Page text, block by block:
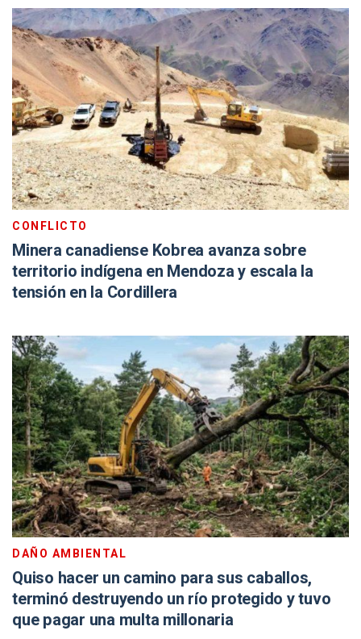
CONFLICTO
Minera canadiense Kobrea avanza sobre
territorio indígena en Mendoza y escala la
tensión en la Cordillera
DAÑO AMBIENTAL
Quiso hacer un camino para sus caballos,
terminó destruyendo un río protegido y tuvo
que pagar una multa millonaria